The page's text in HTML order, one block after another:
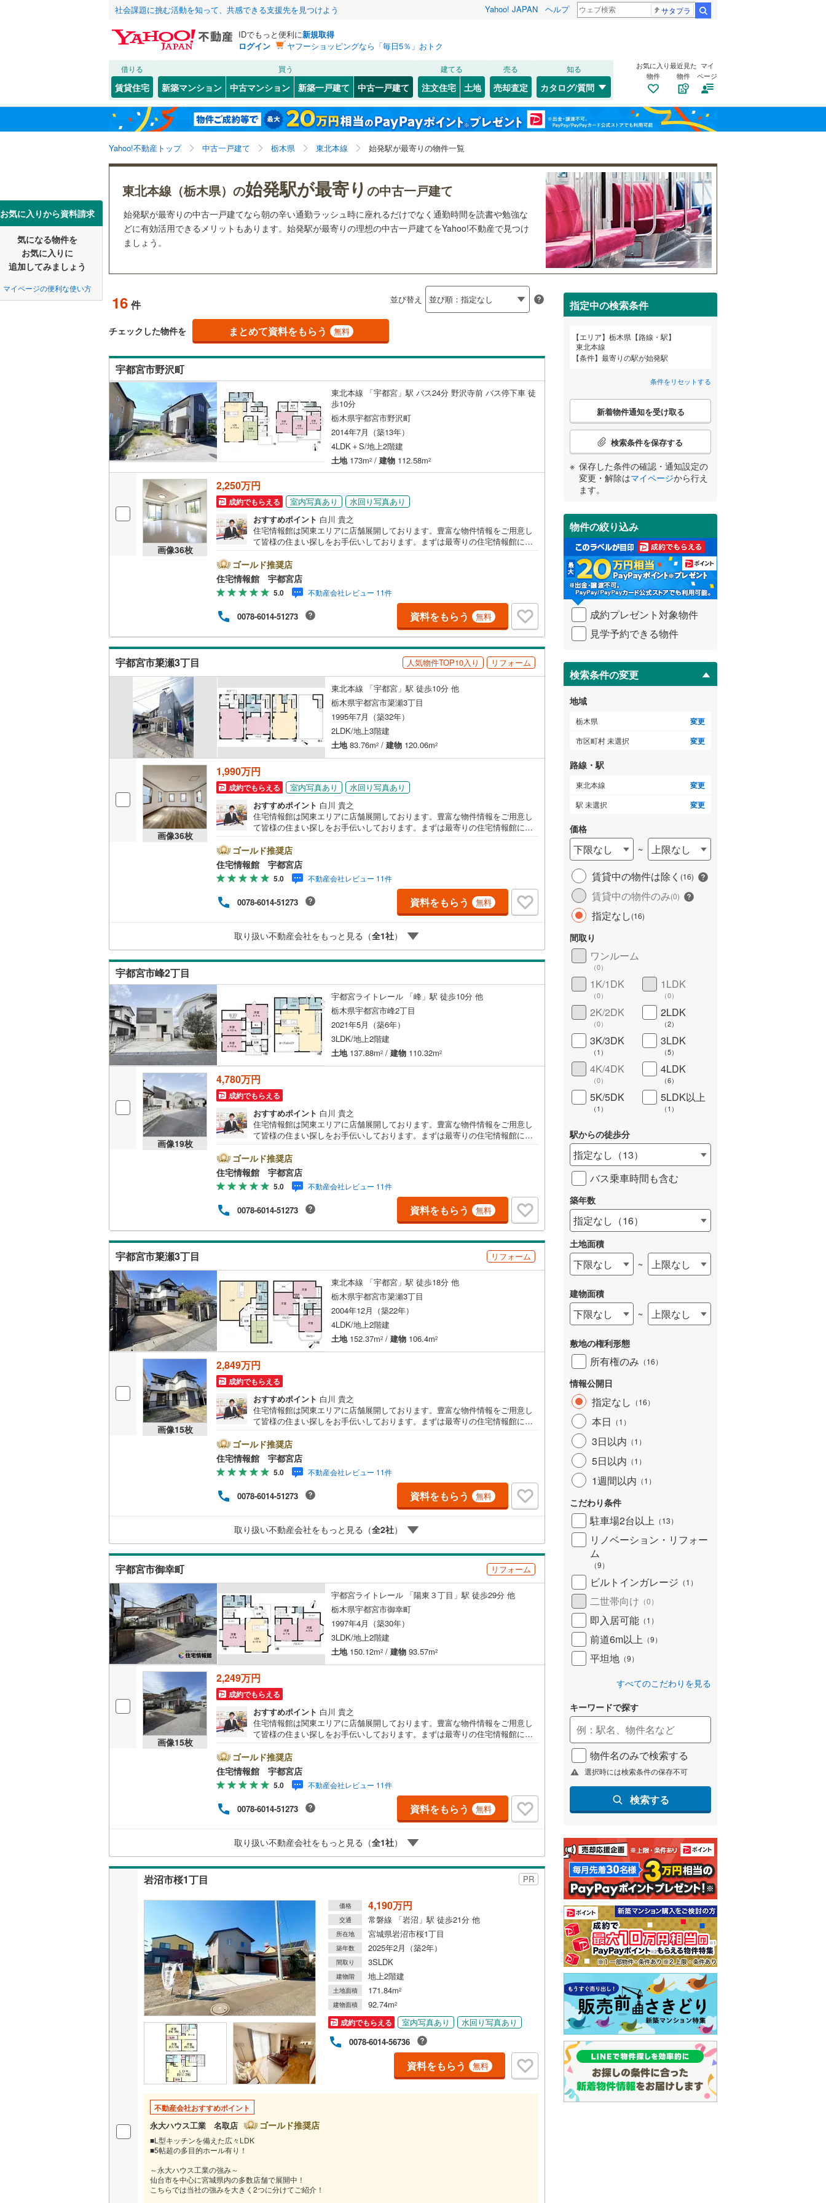
社会課題に挑む活動を知って、共感できる支援先を見つけよう Yahoo! JAPAN ヘルプ サタプラ
IDでもっと便利に新規取得
ログイン
ヤフーショッピングなら「毎日5％」おトク
借りる
賃貸住宅
買う
新築マンション 中古マンション 新築一戸建て 中古一戸建て
建てる
注文住宅 土地
売る
売却査定
知る
カタログ/質問
お気に入り
物件
最近見た
物件
マイ
ページ
Yahoo!不動産トップ 中古一戸建て 栃木県 東北本線 始発駅が最寄りの物件一覧
お気に入りから資料請求
気になる物件を
お気に入りに
追加してみましょう
マイページの便利な使い方
東北本線（栃木県）の始発駅が最寄り の中古一戸建て
始発駅が最寄りの中古一戸建てなら朝の辛い通勤ラッシュ時に座れるだけでなく通勤時間を読書や勉強な
どに有効活用できるメリットもあります。始発駅が最寄りの理想の中古一戸建てをYahoo!不動産で見つけ
ましょう。
16 件 並び替え
チェックした物件を まとめて資料をもらう 無料
宇都宮市野沢町
東北本線 「宇都宮」駅 バス24分 野沢寺前 バス停下車 徒
歩10分
栃木県宇都宮市野沢町
2014年7月（築13年）
4LDK＋S/地上2階建
土地173m2 / 建物 112.58m2
画像36枚
2,250万円
成約でもらえる 室内写真あり
水回り写真あり
おすすめポイント 白川 貴之
住宅情報館は関東エリアに店舗展開しております。豊富な物件情報をご用意し
て皆様の住まい探しをお手伝いしております。まずは最寄りの住宅情報館にお
の試算やご購入の際にかかる諸費用の概算も行っております。しっかりとした
資金計画のアドバイスをさせて頂きますので、お気軽にご相談ください。
ゴールド推奨店
住宅情報館 宇都宮店
5.0 不動産会社レビュー 11件
0078-6014-51273 資料をもらう 無料
宇都宮市簗瀬3丁目 人気物件TOP10入り リフォーム
東北本線 「宇都宮」駅 徒歩10分 他
栃木県宇都宮市簗瀬3丁目
1995年7月（築32年）
2LDK/地上3階建
土地83.76m2 / 建物 120.06m2
画像36枚
1,990万円
成約でもらえる 室内写真あり
水回り写真あり
おすすめポイント 白川 貴之
住宅情報館は関東エリアに店舗展開しております。豊富な物件情報をご用意し
て皆様の住まい探しをお手伝いしております。まずは最寄りの住宅情報館にお
の試算やご購入の際にかかる諸費用の概算も行っております。しっかりとした
資金計画のアドバイスをさせて頂きますので、お気軽にご相談ください。
ゴールド推奨店
住宅情報館 宇都宮店
5.0 不動産会社レビュー 11件
0078-6014-51273 資料をもらう 無料
取り扱い不動産会社をもっと見る（全1社）
宇都宮市峰2丁目
宇都宮ライトレール 「峰」駅 徒歩10分 他
栃木県宇都宮市峰2丁目
2021年5月（築6年）
3LDK/地上2階建
土地137.88m2 / 建物 110.32m2
画像19枚
4,780万円
成約でもらえる
おすすめポイント 白川 貴之
住宅情報館は関東エリアに店舗展開しております。豊富な物件情報をご用意し
て皆様の住まい探しをお手伝いしております。まずは最寄りの住宅情報館にお
の試算やご購入の際にかかる諸費用の概算も行っております。しっかりとした
資金計画のアドバイスをさせて頂きますので、お気軽にご相談ください。
ゴールド推奨店
住宅情報館 宇都宮店
5.0 不動産会社レビュー 11件
0078-6014-51273 資料をもらう 無料
宇都宮市簗瀬3丁目 リフォーム
東北本線 「宇都宮」駅 徒歩18分 他
栃木県宇都宮市簗瀬3丁目
2004年12月（築22年）
4LDK/地上2階建
土地152.37m2 / 建物 106.4m2
画像15枚
2,849万円
成約でもらえる
おすすめポイント 白川 貴之
住宅情報館は関東エリアに店舗展開しております。豊富な物件情報をご用意し
て皆様の住まい探しをお手伝いしております。まずは最寄りの住宅情報館にお
の試算やご購入の際にかかる諸費用の概算も行っております。しっかりとした
資金計画のアドバイスをさせて頂きますので、お気軽にご相談ください。
ゴールド推奨店
住宅情報館 宇都宮店
5.0 不動産会社レビュー 11件
0078-6014-51273 資料をもらう 無料
取り扱い不動産会社をもっと見る（全2社）
宇都宮市御幸町 リフォーム
宇都宮ライトレール 「陽東３丁目」駅 徒歩29分 他
栃木県宇都宮市御幸町
1997年4月（築30年）
3LDK/地上2階建
土地150.12m2 / 建物 93.57m2
画像15枚
2,249万円
成約でもらえる
おすすめポイント 白川 貴之
住宅情報館は関東エリアに店舗展開しております。豊富な物件情報をご用意し
て皆様の住まい探しをお手伝いしております。まずは最寄りの住宅情報館にお
の試算やご購入の際にかかる諸費用の概算も行っております。しっかりとした
資金計画のアドバイスをさせて頂きますので、お気軽にご相談ください。
ゴールド推奨店
住宅情報館 宇都宮店
5.0 不動産会社レビュー 11件
0078-6014-51273 資料をもらう 無料
取り扱い不動産会社をもっと見る（全1社）
岩沼市桜1丁目 PR
価格 4,190万円
交通 常磐線 「岩沼」駅 徒歩21分 他
所在地 宮城県岩沼市桜1丁目
築年数 2025年2月（築2年）
間取り 3SLDK
建物階 地上2階建
土地面積 171.84m2
建物面積 92.74m2
成約でもらえる 室内写真あり
水回り写真あり
0078-6014-56736
資料をもらう 無料
不動産会社おすすめポイント
永大ハウス工業 名取店 ゴールド推奨店
■L型キッチンを備えた広々LDK
■5帖超の多目的ホール有り！
～永大ハウス工業の強み～
仙台市を中心に宮城県内の多数店舗で展開中！
こちらでは当社の強みを大きく2つに分けてご紹介！
指定中の検索条件
エリア
栃木県【路線・駅】
東北本線
条件
最寄りの駅が始発駅
条件をリセットする
こ
検
条
件
受
け
取
る
・
条
件
を
イ
ペ
ジ
に
保
存
す
る
新着物件通知を受け取る
検索条件を保存する
保存した条件の確認・通知設定の
変更・解除はマイページから行え
ます。
物件の絞り込み
成約プレゼント対象物件
見学予約できる物件
検索条件の変更
地域
栃木県 変更
市区町村 未選択 変更
路線・駅
東北本線 変更
駅 未選択 変更
価格
下限なし ~
上限なし
賃貸中の物件は除く (16)
賃貸中の物件のみ(0)
指定なし(16)
間取り
ワンルーム
（0）
1K/1DK
（0）
1LDK
（0）
2K/2DK
（0）
2LDK
（2）
3K/3DK
（1 ）
3LDK
（5）
4K/4DK
（0）
4LDK
（6）
5K/5DK
（1 ）
5LDK以上
（1 ）
駅からの徒歩分
指定なし （13）
バス乗車時間も含む
築年数
指定なし （16）
土地面積
下限なし ~ 上限なし
建物面積
下限なし ~ 上限なし
敷地の権利形態
所有権のみ （16）
情報公開日
指定なし （16）
本日 （1 ）
3日以内 （1 ）
5日以内 （1 ）
1週間以内 （1 ）
こだわり条件
駐車場2台以上 （13）
リノベーション・リフォー
ム
（9）
ビルトインガレージ （1 ）
二世帯向け （0）
即入居可能 （1 ）
前道6m以上 （9）
平坦地 （9）
すべてのこだわりを見る
キーワードで探す
物件名のみで検索する
選択時には検索条件の保存不可
検索する
北海道 北海道
東北 青森 岩手 宮城 秋田 山形 福島
関東 東京 神奈川 埼玉 千葉
新潟 長野 富山
東海 愛知 岐阜 静岡 三重
近畿 和歌山
中国 鳥取 島根 岡山 広島 山口
高知
福岡 佐賀 長崎 鹿児島
該当物件0 件 この条件で検索する 条件をリセットする
宇都宮市(15) 足利市(0) 栃木市(0)
佐野市(0) 鹿沼市(0) 日光市(1)
小山市
2) 真岡市(0)
矢板市 (0) さくら市(0)
那須烏山市 (0 ) 下野市 (1 河内郡上三川町(0)
芳賀郡益子町(0) 芳賀郡茂木町(0) 芳賀郡市貝町(0)
下都賀郡野木町( 0
塩谷郡塩谷町(0) 塩谷郡高根沢町(0) 那須郡那須町(0)
該当物件0 件 この条件で検索する 条件をリセットする
該当物件0 件 条件をリセットする
JR 東北本線(16) 両毛線(2) 水戸線(2)
日光線(13) 烏山線(13)
湘南新宿ライン（宇都宮～逗子）
(16)
私鉄・その他 宇都宮ライトレール(13)
東武伊勢崎線(0) 東武佐野線 (0 東武日光線 ( 1)
東武鬼怒川線(0) 東武宇都宮線(7) 野岩鉄道会津鬼怒川線(0)
該当物件0 件 この条件で検索する 条件をリセットする
(0) (2) (1) (0) (0) (0) (13) (1) (0) (0) (0)
(0) ( 0)
該当物件0 件 条件をリセットする
こだわり条件 リフォーム、リノベーション
リノベーション・リフォーム
（9）
築古・築30年以上（8）
設備
床暖房 （1 ） トイレ２か所（11）
駐車場2台以上（13 ） ビルトインガレージ 太陽光発電システム（1 ）
ＴＶモニタ付インターホン
防犯カメラ（0）
間取り、居室全体
バリアフリー住宅（ 間取り変更可能（0）
二世帯向け（0） 3階建て以上（2）
サービスルーム（納戸）（4）
最寄りの駅が始発駅 16） 海まで2km以内（0 ） 小学校まで1km以内（8）
配置、向き、建ち方、日当たり
角地 南道路（3）
平坦地（9）
LD
リビングダイニング15畳以上
）
キッチン
独立型キッチン 対面キッチン（6）
浴室
浴室乾燥機あり ）
収納
ウォークインクローゼット
（7）
バルコニー、庭
構造・規模・施工・品質・工法関連
耐震、免震、制震構造
（1）
住宅性能評価付き（0 長期優良住宅（0）
オンライン対応
オンライン内見(相談)可（5） IT重説可（5）
オンライン対応とは？ 詳しく見る
該当物件0 件 条件をリセットする
検索条件を保存しました
この検索条件の新着物件通知は、 マイページから設定できます。
保存した条件を見る
栃木県、東北本線、最寄りの駅が始発駅
検索条件を保存する
マイページ
閉じる お気に入りリストを見る
閉じる
閉じる お気に入りリストを見る
閉じる